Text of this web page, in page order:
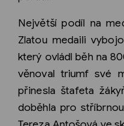
Největší podíl na
Zlatou medaili
který ovládl běh na
věnoval triumf své
přinesla štafeta
doběhla pro